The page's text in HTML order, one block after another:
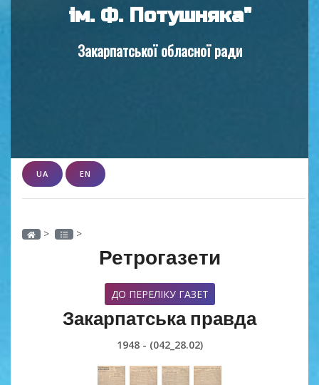
ім. Ф. Потушняка"
Закарпатської обласної ради
UA EN
> >
Ретрогазети
ДО ПЕРЕЛІКУ ГАЗЕТ
Закарпатська правда
1948 - (042_28.02)